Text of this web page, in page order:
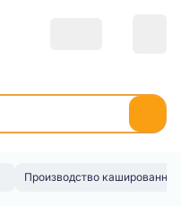
Производство